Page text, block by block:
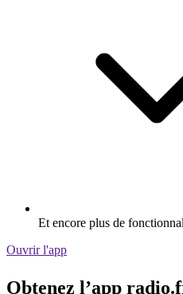
Et encore plus de
Ouvrir l'app
Obtenez l’app